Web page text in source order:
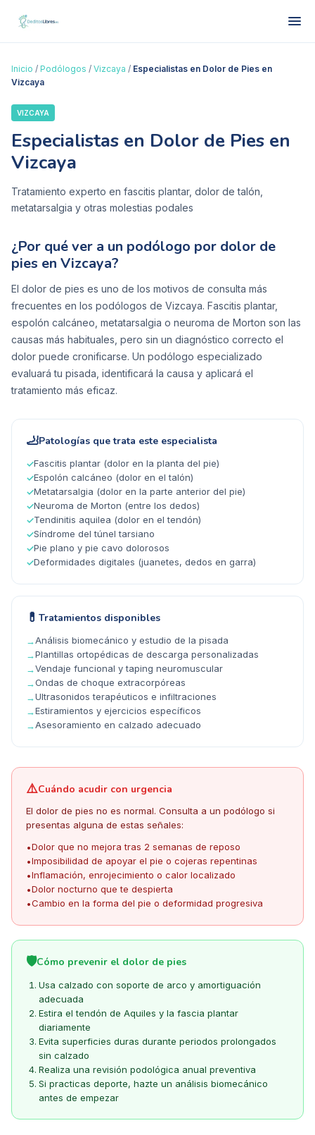
Inicio / Podólogos / Vizcaya / Especialistas en Dolor de Pies en
Vizcaya
VIZCAYA
Especialistas en Dolor de Pies en
Vizcaya
Tratamiento experto en fascitis plantar, dolor de talón,
metatarsalgia y otras molestias podales
¿Por qué ver a un podólogo por dolor de
pies en Vizcaya?
El dolor de pies es uno de los motivos de consulta más
frecuentes en los podólogos de Vizcaya. Fascitis plantar,
espolón calcáneo, metatarsalgia o neuroma de Morton son las
causas más habituales, pero sin un diagnóstico correcto el
dolor puede cronificarse. Un podólogo especializado
evaluará tu pisada, identificará la causa y aplicará el
tratamiento más eficaz.
🦶Patologías que trata este especialista
✓Fascitis plantar (dolor en la planta del pie)
✓Espolón calcáneo (dolor en el talón)
✓Metatarsalgia (dolor en la parte anterior del pie)
✓Neuroma de Morton (entre los dedos)
✓Tendinitis aquilea (dolor en el tendón)
✓Síndrome del túnel tarsiano
✓Pie plano y pie cavo dolorosos
✓Deformidades digitales (juanetes, dedos en garra)
💊 Tratamientos disponibles
→Análisis biomecánico y estudio de la pisada
→Plantillas ortopédicas de descarga personalizadas
→Vendaje funcional y taping neuromuscular
→Ondas de choque extracorpóreas
→Ultrasonidos terapéuticos e infiltraciones
→Estiramientos y ejercicios específicos
→Asesoramiento en calzado adecuado
⚠️Cuándo acudir con urgencia
El dolor de pies no es normal. Consulta a un podólogo si
presentas alguna de estas señales:
•Dolor que no mejora tras 2 semanas de reposo
•Imposibilidad de apoyar el pie o cojeras repentinas
•Inflamación, enrojecimiento o calor localizado
•Dolor nocturno que te despierta
•Cambio en la forma del pie o deformidad progresiva
🛡️Cómo prevenir el dolor de pies
Usa calzado con soporte de arco y amortiguación
adecuada
Estira el tendón de Aquiles y la fascia plantar
diariamente
Evita superficies duras durante periodos prolongados
sin calzado
Realiza una revisión podológica anual preventiva
Si practicas deporte, hazte un análisis biomecánico
antes de empezar